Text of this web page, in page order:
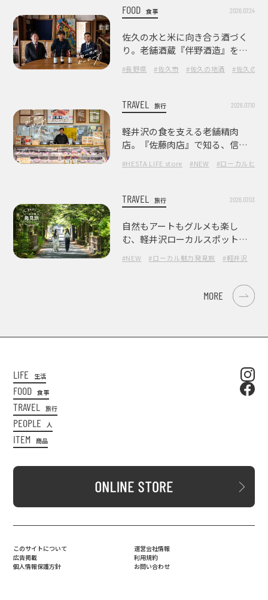
FOOD 食事 2026.07.24
佐久の水と米に向き合う酒づく
り。老舗酒蔵『伴野酒造』を訪
#長野県 #佐久市 #佐久の地酒 #佐久の酒
TRAVEL 旅行 2026.07.10
軽井沢の食を支える老舗精肉
店。『佐藤肉店』で知る、信州
#HESTA LIFE store #NEW #ローカルヒー
TRAVEL 旅行 2026.07.03
自然もアートもグルメも楽し
む、軽井沢ローカルスポット巡
#NEW #ローカル魅力発見旅 #軽井沢
MORE
LIFE 生活
FOOD 食事
TRAVEL 旅行
PEOPLE 人
ITEM 商品
このサイトについて
広告掲載
個人情報保護方針
運営会社情報
利用規約
お問い合わせ